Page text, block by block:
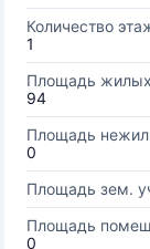
Количество
1
Площадь
94
Площадь
0
Площадь зем.
Площадь
0